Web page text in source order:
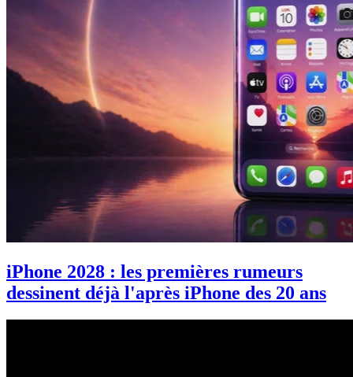
iPhone 2028 : les premières rumeurs
dessinent déjà l'après iPhone des 20 ans